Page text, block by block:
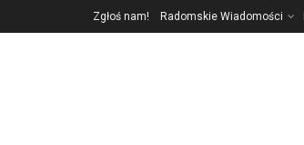
Zgłoś nam! Radomskie Wiadomości